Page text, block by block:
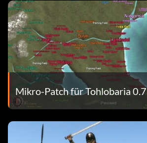
Mikro-Patch für Tohlobaria 0.7